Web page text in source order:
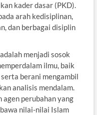
kader dasar (PKD).
arah kedisiplinan,
dan berbagai disiplin
menjadi sosok
ilmu, baik
berani mengambil
analisis mendalam.
perubahan yang
nilai-nilai Islam